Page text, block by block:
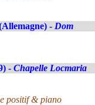
- Dom
- Chapelle Locmaria
positif & piano